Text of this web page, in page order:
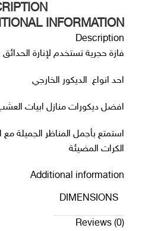
INFORMATION
Description
فازة حجرية تستخدم لإنارة
احد انواع الديكور الخارجي
افضل ديكورات منازل ابيات
استمتع بأجمل المناظر الجميلة مع
الكرات المضيئة
Additional information
DIMENSIONS
Reviews (0)